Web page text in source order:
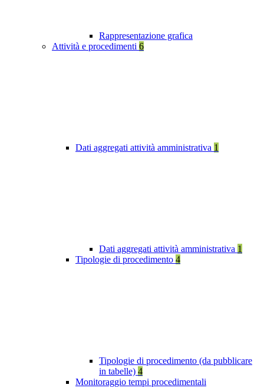
Rappresentazione grafica
Attività e procedimenti 6
Dati aggregati attività amministrativa 1
Dati aggregati attività amministrativa 1
Tipologie di procedimento 4
Tipologie di procedimento (da pubblicare
in tabelle) 4
Monitoraggio tempi procedimentali